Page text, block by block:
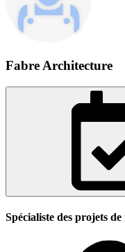
Fabre Architecture
Spécialiste des projets